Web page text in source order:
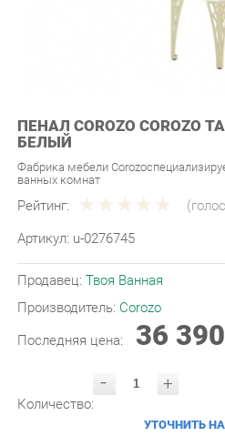
ПЕНАЛ COROZO COROZO
БЕЛЫЙ
Фабрика мебели
Рейтинг:
Артикул: u-0276745
Продавец:
Производитель: Corozo
Последняя цена: 36 390
- +
УТОЧНИТЬ
ПРИГЛАСИТЬ